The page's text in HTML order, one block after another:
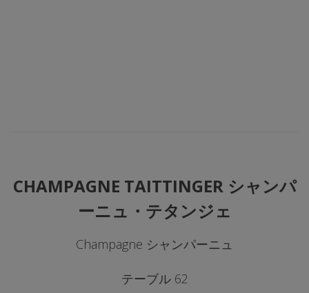
CHAMPAGNE TAITTINGER シャンパ
ーニュ・テタンジェ
Champagne シャンパーニュ
テーブル 62